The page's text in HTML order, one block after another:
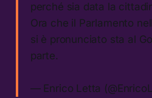
perché sia data la
Ora che il Parlamento
si è pronunciato sta al
parte.
— Enrico Letta